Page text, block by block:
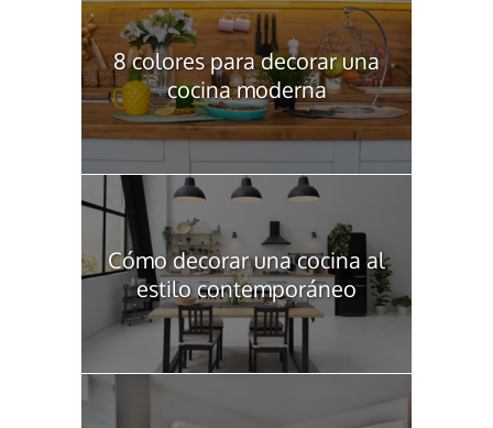
8 colores para decorar una
cocina moderna
Cómo decorar una cocina al
estilo contemporáneo